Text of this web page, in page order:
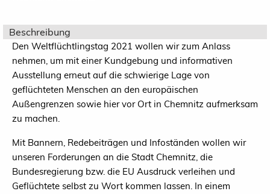
Beschreibung
Den Weltflüchtlingstag 2021 wollen wir zum Anlass
nehmen, um mit einer Kundgebung und informativen
Ausstellung erneut auf die schwierige Lage von
geflüchteten Menschen an den europäischen
Außengrenzen sowie hier vor Ort in Chemnitz aufmerksam
zu machen.
Mit Bannern, Redebeiträgen und Infoständen wollen wir
unseren Forderungen an die Stadt Chemnitz, die
Bundesregierung bzw. die EU Ausdruck verleihen und
Geflüchtete selbst zu Wort kommen lassen. In einem